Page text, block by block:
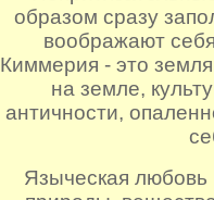
образом сразу
воображают
Киммерия - это
на земле,
античности,
Языческая